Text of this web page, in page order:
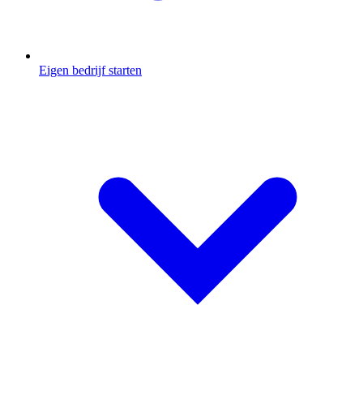
Eigen bedrijf starten